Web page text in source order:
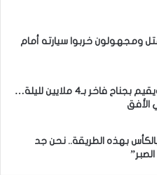
ومجهولون خربوا سيارته أمام
زياش يتقاضى 200 مليون شهريا ويقيم بجناح فاخر بـ4 ملايين لليلة…
الأفق
بهذه الطريقة.. نحن جد